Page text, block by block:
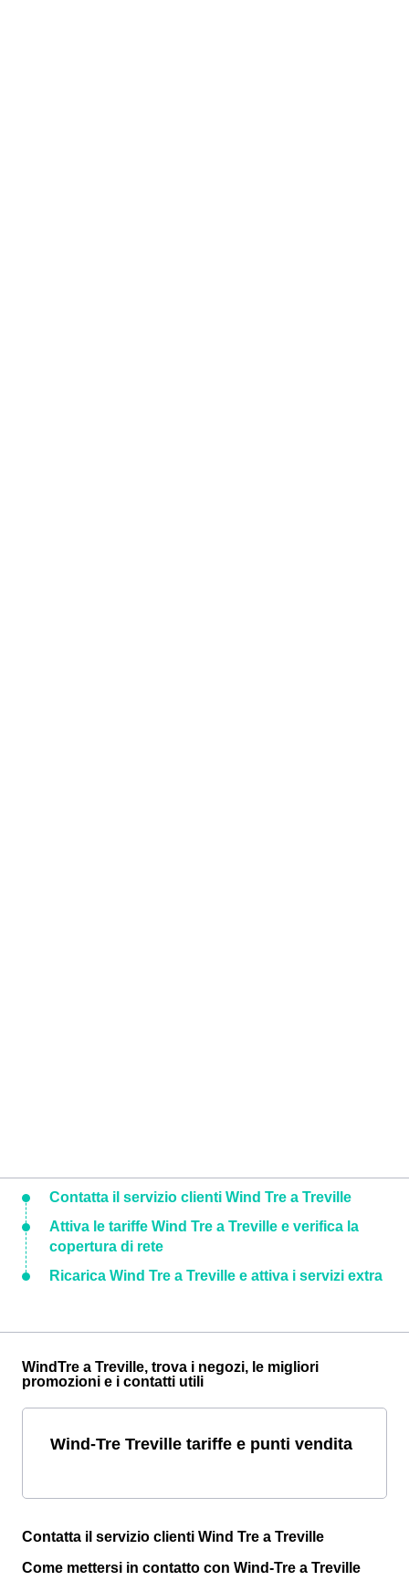
Contatta il servizio clienti Wind Tre a Treville
Attiva le tariffe Wind Tre a Treville e verifica la
copertura di rete
Ricarica Wind Tre a Treville e attiva i servizi extra
WindTre a Treville, trova i negozi, le migliori
promozioni e i contatti utili
Wind-Tre Treville tariffe e punti vendita
Contatta il servizio clienti Wind Tre a Treville
Come mettersi in contatto con Wind-Tre a Treville